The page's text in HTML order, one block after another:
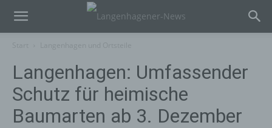
Langenhagen: Umfassender
Schutz für heimische
Baumarten ab 3. Dezember